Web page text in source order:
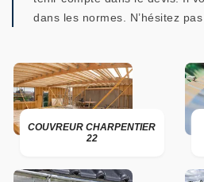
dans les normes. N’hésitez
COUVREUR CHARPENTIER
22